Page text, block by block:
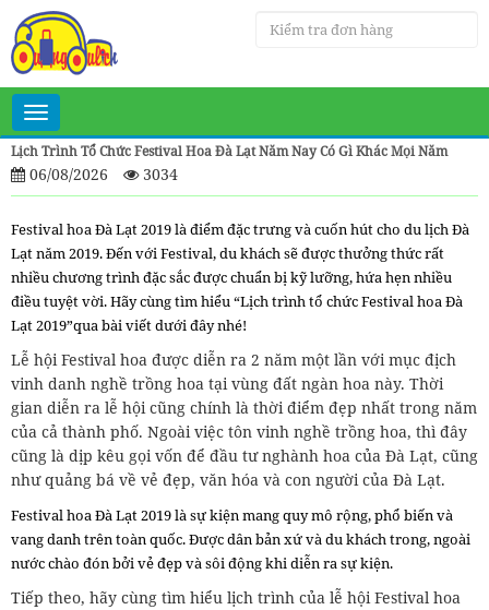
Toggle
navigation
Lịch Trình Tổ Chức Festival Hoa Đà Lạt Năm Nay Có Gì Khác Mọi Năm
06/08/2026 3034
Festival hoa Đà Lạt 2019 là điểm đặc trưng và cuốn hút cho du lịch Đà
Lạt năm 2019. Đến với Festival, du khách sẽ được thưởng thức rất
nhiều chương trình đặc sắc được chuẩn bị kỹ lưỡng, hứa hẹn nhiều
điều tuyệt vời. Hãy cùng tìm hiểu “Lịch trình tổ chức Festival hoa Đà
Lạt 2019”qua bài viết dưới đây nhé!
Lễ hội Festival hoa được diễn ra 2 năm một lần với mục địch
vinh danh nghề trồng hoa tại vùng đất ngàn hoa này. Thời
gian diễn ra lễ hội cũng chính là thời điểm đẹp nhất trong năm
của cả thành phố. Ngoài việc tôn vinh nghề trồng hoa, thì đây
cũng là dịp kêu gọi vốn để đầu tư nghành hoa của Đà Lạt, cũng
như quảng bá về vẻ đẹp, văn hóa và con người của Đà Lạt.
Festival hoa Đà Lạt 2019 là sự kiện mang quy mô rộng, phổ biến và
vang danh trên toàn quốc. Được dân bản xứ và du khách trong, ngoài
nước chào đón bởi vẻ đẹp và sôi động khi diễn ra sự kiện.
Tiếp theo, hãy cùng tìm hiểu lịch trình của lễ hội Festival hoa